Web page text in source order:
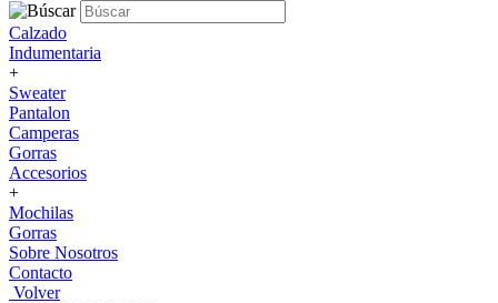
Calzado
Indumentaria
+
Sweater
Pantalon
Camperas
Gorras
Accesorios
+
Mochilas
Gorras
Sobre Nosotros
Contacto
Volver